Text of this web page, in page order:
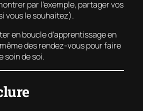
par l’exemple, partager vos
vous le souhaitez).
en boucle d’apprentissage en
des rendez-vous pour faire
soin de soi.